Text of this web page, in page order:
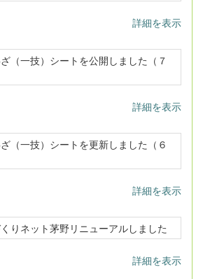
詳細を表示
（一技）シートを公開しました（７
詳細を表示
（一技）シートを更新しました（６
詳細を表示
りネット茅野リニューアルしました
詳細を表示